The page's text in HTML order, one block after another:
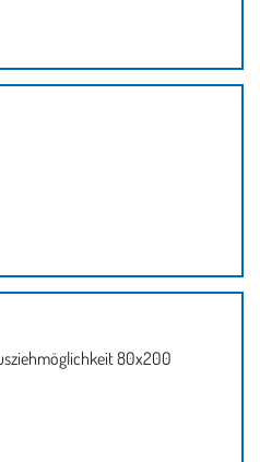
80x200